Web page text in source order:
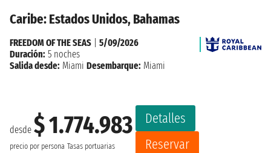
Caribe: Estados Unidos, Bahamas
desde $ 1.774.983
precio por persona Tasas portuarias
Detalles
Reservar
FREEDOM OF THE SEAS
5/09/2026
Duración: 5 noches
Salida desde: Miami Desembarque: Miami